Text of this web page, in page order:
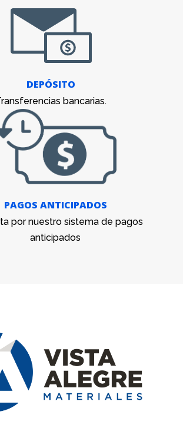
DEPÓSITO
bancarias.
PAGOS ANTICIPADOS
por nuestro sistema de pagos
anticipados